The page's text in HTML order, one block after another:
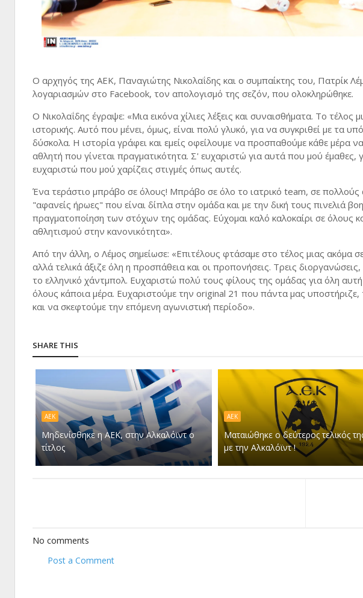
Ο αρχηγός της ΑΕΚ, Παναγιώτης Νικολαΐδης και ο συμπαίκτης του, Πατρίκ
λογαριασμών στο Facebook, τον απολογισμό της σεζόν, που ολοκληρώθηκε.
O Nικολαΐδης έγραψε: «Μια εικόνα χίλιες λέξεις και συναισθήματα. Το τέλος
ιστορικής. Αυτό που μένει, όμως, είναι πολύ γλυκό, για να συγκριθεί με τα
δύσκολα. Η ιστορία γράφει και εμείς οφείλουμε να προσπαθούμε κάθε μέρα
αθλητή που γίνεται πραγματικότητα. Σ' ευχαριστώ για αυτά που μού
ευχαριστώ που μού χαρίζεις στιγμές όπως αυτές.
Ένα τεράστιο μπράβο σε όλους! Μπράβο σε όλο το ιατρικό team, σε
"αφανείς ήρωες" που είναι δίπλα στην ομάδα και με την δική τους πινελιά
πραγματοποίηση των στόχων της ομάδας. Εύχομαι καλό καλοκαίρι σε όλους
αθλητισμού στην κανονικότητα».
Από την άλλη, ο Λέμος σημείωσε: «Επιτέλους φτάσαμε στο τέλος μιας ακόμα
αλλά τελικά άξιζε όλη η προσπάθεια και οι προπονήσεις. Τρεις
το ελληνικό χάντμπολ. Ευχαριστώ πολύ τους φίλους της ομάδας για όλη
όλους κάποια μέρα. Ευχαριστούμε την original 21 που πάντα μας
και να σκεφτούμε την επόμενη αγωνιστική περίοδο».
SHARE THIS
ΑΕΚ
Μηδενίσθηκε η ΑΕΚ, στην Αλκαλόϊντ ο
τίτλος
ΑΕΚ
Ματαιώθηκε ο δεύτερος τελικός
με την Αλκαλόϊντ !
No comments
Post a Comment